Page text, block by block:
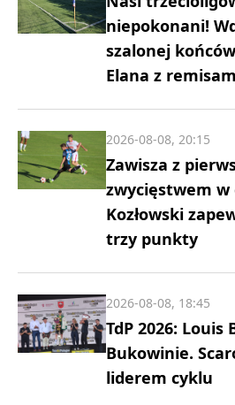
niepokonani!
szalonej
Elana z
Zawisza z
zwycięstwem w
Kozłowski
trzy punkty
2026-08-08, 20:15
TdP 2026: Louis
Bukowinie.
liderem cyklu
2026-08-08, 18:45